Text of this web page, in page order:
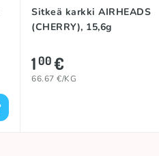
Sitkeä karkki AIRHEADS
(CHERRY), 15,6g
100€
66.67 €/KG